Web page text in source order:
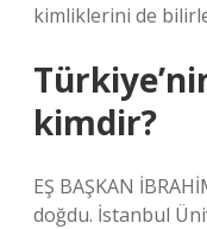
kimliklerini de
kimdir?
EŞ BAŞKAN
doğdu. İstanbul